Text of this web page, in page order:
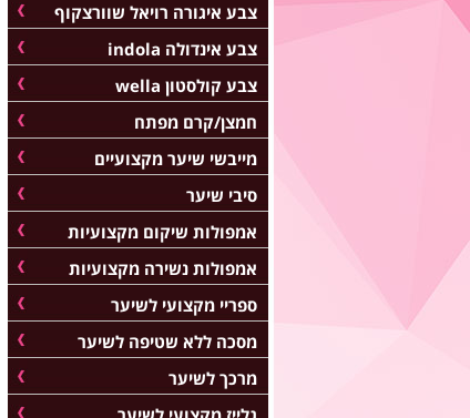
צבע איגורה רויאל שוורצקוף
צבע אינדולה indola
צבע קולסטון wella
חמצן/קרם מפתח
מייבשי שיער מקצועיים
סיבי שיער
אמפולות שיקום מקצועיות
אמפולות נשירה מקצועיות
ספריי מקצועי לשיער
מסכה ללא שטיפה לשיער
מרכך לשיער